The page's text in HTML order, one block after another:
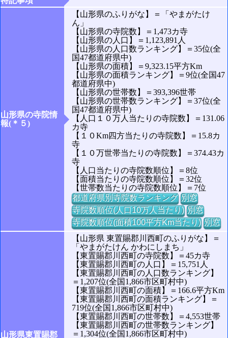
山形県の寺院情
報(＊５)
【山形県のふりがな】＝「やまがたけ
ん」
【山形県の寺院数】＝1,473カ寺
【山形県の人口】＝1,123,891人
【山形県の人口数ランキング】＝35位(全
国47都道府県中)
【山形県の面積】＝9,323.15平方Km
【山形県の面積ランキング】＝9位(全国47
都道府県中)
【山形県の世帯数】＝393,396世帯
【山形県の世帯数ランキング】＝37位(全
国47都道府県中)
【人口１０万人当たりの寺院数】＝131.06
カ寺
【１０Km四方当たりの寺院数】＝15.8カ
寺
【１０万世帯当たりの寺院数】＝374.43カ
寺
【人口当たりの寺院数順位】＝8位
【面積当たりの寺院数順位】＝32位
【世帯数当たりの寺院数順位】＝7位
都道府県別寺院数ランキング 別窓
寺院数順位(人口10万人当たり) 別窓
寺院数順位(面積100平方Km当たり) 別窓
山形県東置賜郡
【山形県 東置賜郡川西町のふりがな】＝
「やまがたけん かわにしまち」
【東置賜郡川西町の寺院数】＝45カ寺
【東置賜郡川西町の人口】＝15,751人
【東置賜郡川西町の人口数ランキング】
＝1,207位(全国1,866市区町村中)
【東置賜郡川西町の面積】＝166.6平方Km
【東置賜郡川西町の面積ランキング】＝
719位(全国1,866市区町村中)
【東置賜郡川西町の世帯数】＝4,553世帯
【東置賜郡川西町の世帯数ランキング】
＝1,304位(全国1,866市区町村中)